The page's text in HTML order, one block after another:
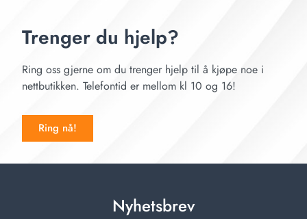
Trenger du hjelp?
Ring oss gjerne om du trenger hjelp til å kjøpe noe i
nettbutikken. Telefontid er mellom kl 10 og 16!
Ring nå!
Nyhetsbrev